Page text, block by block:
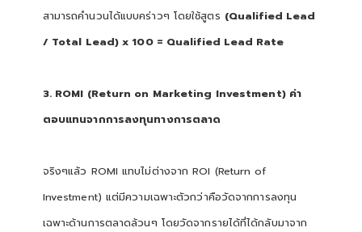
สามารถคำนวนได้แบบคร่าวๆ โดยใช้สูตร (Qualified Lead
/ Total Lead) x 100 = Qualified Lead Rate
3. ROMI (Return on Marketing Investment) ค่า
ตอบแทนจากการลงทุนทางการตลาด
จริงๆแล้ว ROMI แทบไม่ต่างจาก ROI (Return of
Investment) แต่มีความเฉพาะตัวกว่าคือวัดจากการลงทุน
เฉพาะด้านการตลาดล้วนๆ โดยวัดจากรายได้ที่ได้กลับมาจาก